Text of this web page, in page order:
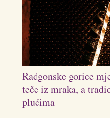
Radgonske gorice
teče iz mraka, a
plućima